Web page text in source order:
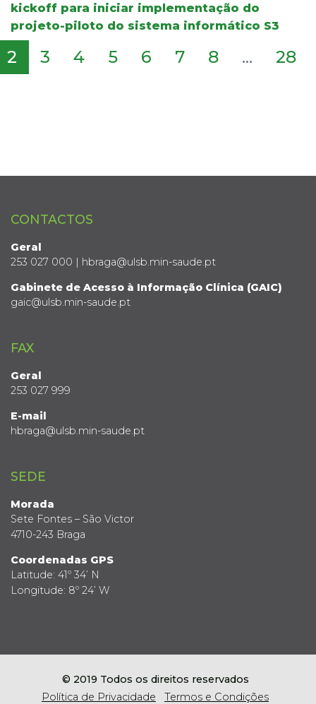
kickoff para iniciar implementação do
projeto-piloto do sistema informático S3
2 3 4 5 6 7 8 ... 28
CONTACTOS
Geral
253 027 000 | hbraga@ulsb.min-saude.pt
Gabinete de Acesso à Informação Clínica (GAIC)
gaic@ulsb.min-saude.pt
FAX
Geral
253 027 999
E-mail
hbraga@ulsb.min-saude.pt
SEDE
Morada
Sete Fontes – São Victor
4710-243 Braga
Coordenadas GPS
Latitude: 41º 34’ N
Longitude: 8º 24’ W
© 2019 Todos os direitos reservados
Política de Privacidade
Termos e Condições